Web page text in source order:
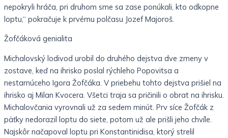
nepokryli hráča, pri druhom sme sa zase ponúkali, kto odkopne
loptu,“ pokračuje k prvému polčasu Jozef Majoroš.
Žofčáková genialita
Michalovský lodivod urobil do druhého dejstva dve zmeny v
zostave, keď na ihrisko poslal rýchleho Popovitsa a
nestarnúceho Igora Žofčáka. V priebehu tohto dejstva prišiel na
ihrisko aj Milan Kvocera. Všetci traja sa pričinili o obrat na ihrisku.
Michalovčania vyrovnali už za sedem minút. Prv síce Žofčák z
päťky nedorazil loptu do siete, potom už ale prišli jeho chvíle.
Najskôr načapoval loptu pri Konstantinidisa, ktorý strelil